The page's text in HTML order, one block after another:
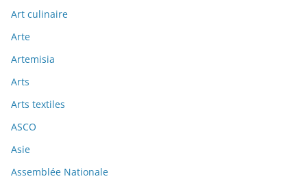
Art culinaire
Arte
Artemisia
Arts
Arts textiles
ASCO
Asie
Assemblée Nationale